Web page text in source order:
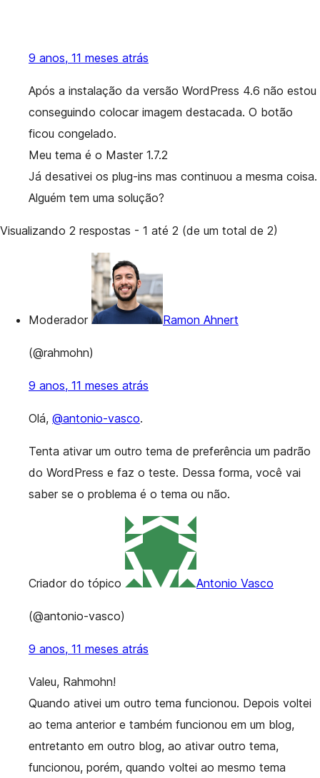
9 anos, 11 meses atrás
Após a instalação da versão WordPress 4.6 não estou
conseguindo colocar imagem destacada. O botão
ficou congelado.
Meu tema é o Master 1.7.2
Já desativei os plug-ins mas continuou a mesma coisa.
Alguém tem uma solução?
Visualizando 2 respostas - 1 até 2 (de um total de 2)
Moderador Ramon Ahnert
(@rahmohn)
9 anos, 11 meses atrás
Olá, @antonio-vasco.
Tenta ativar um outro tema de preferência um padrão
do WordPress e faz o teste. Dessa forma, você vai
saber se o problema é o tema ou não.
Criador do tópico Antonio Vasco
(@antonio-vasco)
9 anos, 11 meses atrás
Valeu, Rahmohn!
Quando ativei um outro tema funcionou. Depois voltei
ao tema anterior e também funcionou em um blog,
entretanto em outro blog, ao ativar outro tema,
funcionou, porém, quando voltei ao mesmo tema